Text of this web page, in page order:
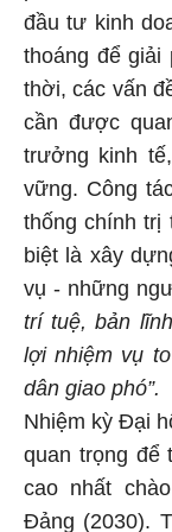
đầu tư kinh
thoáng để giải
thời, các vấn
cần được
trưởng kinh
vững. Công
thống chính trị
biệt là xây
vụ - những
trí tuệ, bản
lợi nhiệm vụ
dân giao phó”.
Nhiệm kỳ Đại
quan trọng để
cao nhất
Đảng (2030).